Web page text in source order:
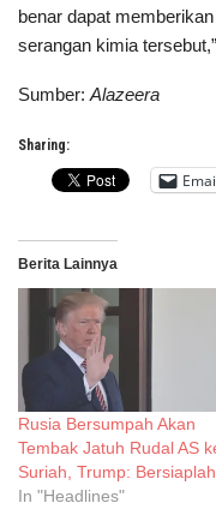
benar dapat
serangan kimia
Sumber: Alazeera
Sharing:
Berita Lainnya
Rusia Bersumpah Akan
Tembak Jatuh Rudal AS
Suriah, Trump:
In "Headlines"